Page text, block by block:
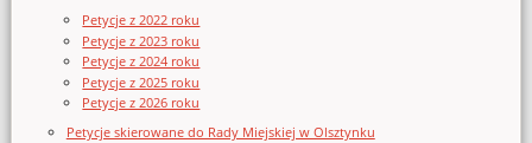
Petycje z 2022 roku
Petycje z 2023 roku
Petycje z 2024 roku
Petycje z 2025 roku
Petycje z 2026 roku
Petycje skierowane do Rady Miejskiej w Olsztynku